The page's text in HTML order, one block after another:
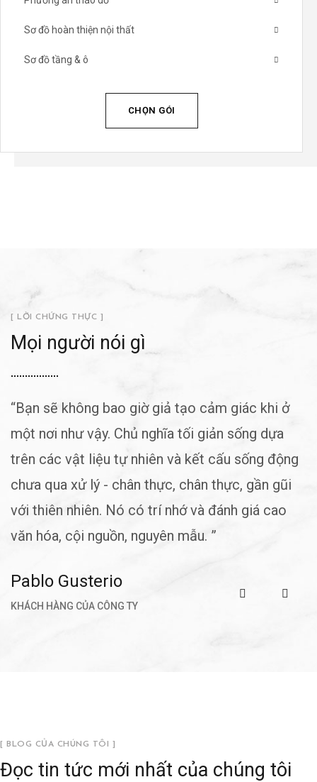
Sơ đồ hoàn thiện nội thất
Sơ đồ tầng & ô
CHỌN GÓI
[ LỜI CHỨNG THỰC ]
Mọi người nói gì
“Bạn sẽ không bao giờ giả tạo cảm giác khi ở
một nơi như vậy. Chủ nghĩa tối giản sống dựa
trên các vật liệu tự nhiên và kết cấu sống động
chưa qua xử lý - chân thực, chân thực, gần gũi
với thiên nhiên. Nó có trí nhớ và đánh giá cao
văn hóa, cội nguồn, nguyên mẫu. ”
Pablo Gusterio
KHÁCH HÀNG CỦA CÔNG TY
[ BLOG CỦA CHÚNG TÔI ]
Đọc tin tức mới nhất của chúng tôi